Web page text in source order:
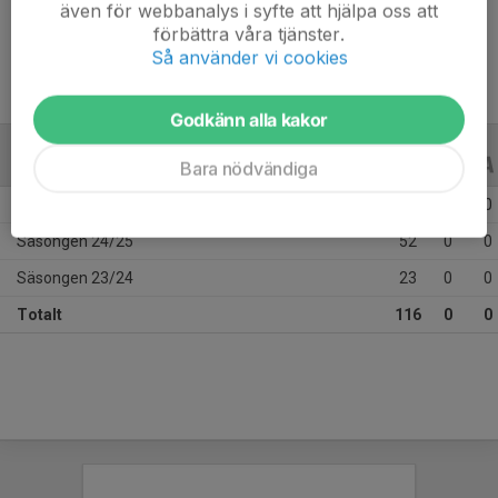
14 år
ALLA ÅR
0
Säsongen 24/25 52 0 0
Säsongen 23/24 23 0 0
Totalt 116 0 0
även för webbanalys i syfte att hjälpa oss att
förbättra våra tjänster.
Så använder vi cookies
Godkänn alla kakor
Bara nödvändiga